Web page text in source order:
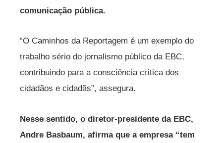
comunicação pública.
“O Caminhos da Reportagem é um exemplo do
trabalho sério do jornalismo público da EBC,
contribuindo para a consciência crítica dos
cidadãos e cidadãs”, assegura.
Nesse sentido, o diretor-presidente da EBC,
Andre Basbaum, afirma que a empresa “tem